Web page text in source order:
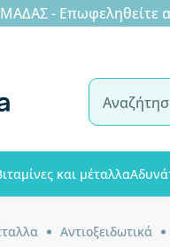
- Επωφεληθείτε
και μέταλλα
Αντιοξειδωτικά